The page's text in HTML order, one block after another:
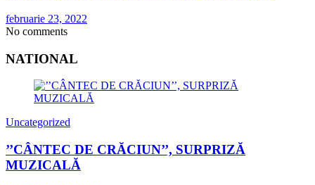
februarie 23, 2022
No comments
NATIONAL
Uncategorized
’’CÂNTEC DE CRĂCIUN’’, SURPRIZĂ
MUZICALĂ